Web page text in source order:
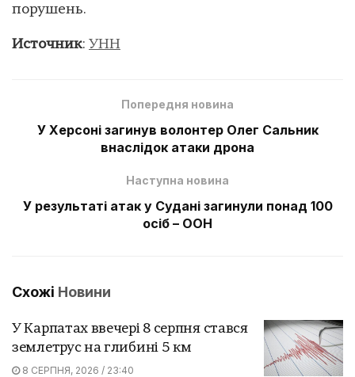
порушень.
Источник: УНН
Попередня новина
У Херсоні загинув волонтер Олег Сальник
внаслідок атаки дрона
Наступна новина
У результаті атак у Судані загинули понад 100
осіб – ООН
Схожі Новини
У Карпатах ввечері 8 серпня стався
землетрус на глибині 5 км
8 СЕРПНЯ, 2026 / 23:40